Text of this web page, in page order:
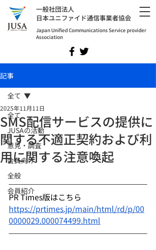
​一般社団法人
日本ユニファイド通信事業者協会
Japan Unified Communications Service provider
Association
記事
全て
JUSAの活動
意見・調査
会員向け
全般
会員紹介
全て
SMS配信サービスの提供に
関する不適正契約および利
用に関する注意喚起
2025年11月11日
PR Times版はこちら
https://prtimes.jp/main/html/rd/p/00
0000029.000074499.html